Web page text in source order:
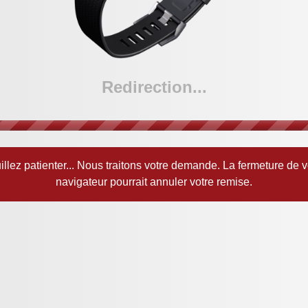
Redirection...
patienter... Nous traitons votre demande. La fermeture de
navigateur pourrait annuler votre remise.